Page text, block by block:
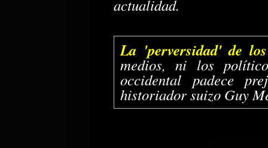
actualidad.
La 'perversidad' de
medios, ni los
occidental padece
historiador suizo Guy